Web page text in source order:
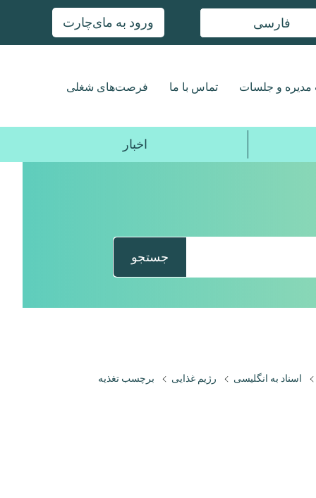
فارسی ورود به مای‌چارت
مدیره و جلسات تماس با ما فرصت‌های شغلی
اخبار
جستجو
اسناد به انگلیسی رژیم غذایی برچسب تغذیه